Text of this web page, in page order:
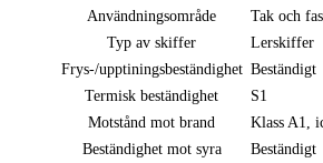
Användningsområde
Tak och
Typ av skiffer
Lerskiffer
Frys-/upptiningsbeständighet Beständigt
Termisk beständighet
S1
Motstånd mot brand
Klass A1,
Beständighet mot syra
Beständigt